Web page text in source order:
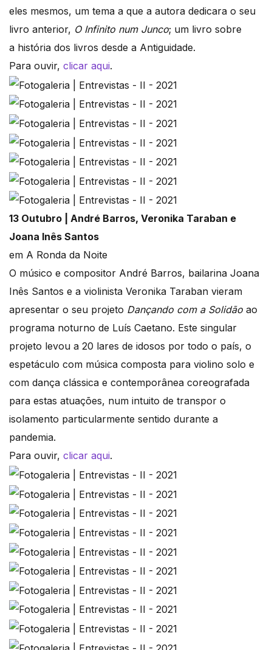
eles mesmos, um tema a que a autora dedicara o seu
livro anterior, O Infinito num Junco; um livro sobre
a história dos livros desde a Antiguidade.
Para ouvir, clicar aqui.
13 Outubro | André Barros, Veronika Taraban e
Joana Inês Santos
em A Ronda da Noite
O músico e compositor André Barros, bailarina Joana
Inês Santos e a violinista Veronika Taraban vieram
apresentar o seu projeto Dançando com a Solidão ao
programa noturno de Luís Caetano. Este singular
projeto levou a 20 lares de idosos por todo o país, o
espetáculo com música composta para violino solo e
com dança clássica e contemporânea coreografada
para estas atuações, num intuito de transpor o
isolamento particularmente sentido durante a
pandemia.
Para ouvir, clicar aqui.